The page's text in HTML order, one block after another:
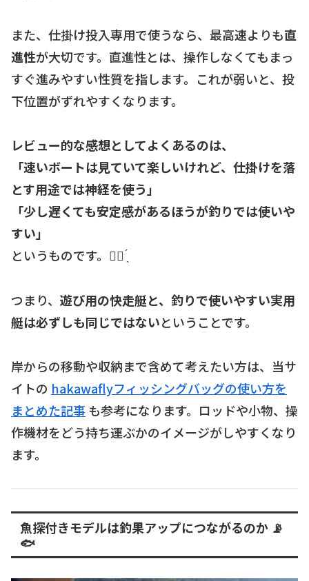
また、仕掛け投入専用で使うなら、最高速よりも直
進性が大切です。直進性とは、操作しなくてもまっ
すぐ進みやすい性質を指します。これが弱いと、投
下位置がずれやすくなります。
レビュー的な感想としてよくあるのは、
「速いボートは見ていて楽しいけれど、仕掛けを落
とす用途では神経を使う」
「少し遅くても安定感があるほうが釣りでは使いや
すい」
というものです。☝🏻 ̖́
つまり、 遊び用の快走艇と、釣りで使いやすい実用
艇は必ずしも同じではないということです。
岸からの移動や収納まで含めて考えたい方は、当サ
イトの hakawaflyフィッシングバッグの使い方を
まとめた記事も参考になります。ロッドや小物、操
作機材をどう持ち運ぶかのイメージがしやすくなり
ます。
魚探付きモデルは釣果アップにつながるのか 📡
🐟